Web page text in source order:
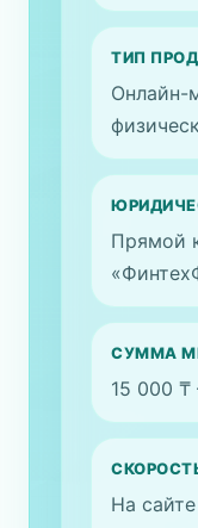
ТИП
Онлайн-
Прямой
СУММА
15 000
На